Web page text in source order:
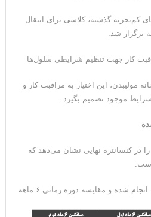
کم‌تجربه گذشته، کلاسی برای انتقال
برگزار شد.
مولیبدن، این اختیار به مراقبت کار و
موجود تصمیم بگیرد.
عیاری را در کنسانتره نهایی نشان می‌دهد که